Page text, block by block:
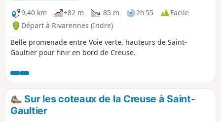
9,40 km
+82 m -85 m 2h 55
Facile
Départ à Rivarennes (Indre)
Belle promenade entre Voie verte, hauteurs de Saint-
Gaultier pour finir en bord de Creuse.
Sur les coteaux de la Creuse à Saint-
Gaultier